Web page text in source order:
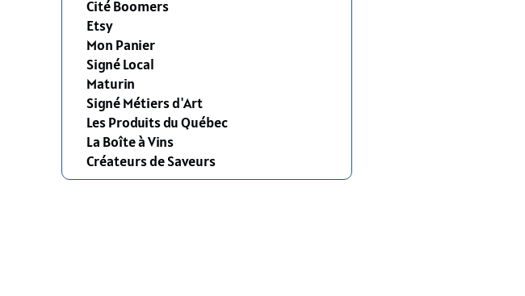
Cité Boomers
Etsy
Mon Panier
Signé Local
Maturin
Signé Métiers d'Art
Les Produits du Québec
La Boîte à Vins
Créateurs de Saveurs